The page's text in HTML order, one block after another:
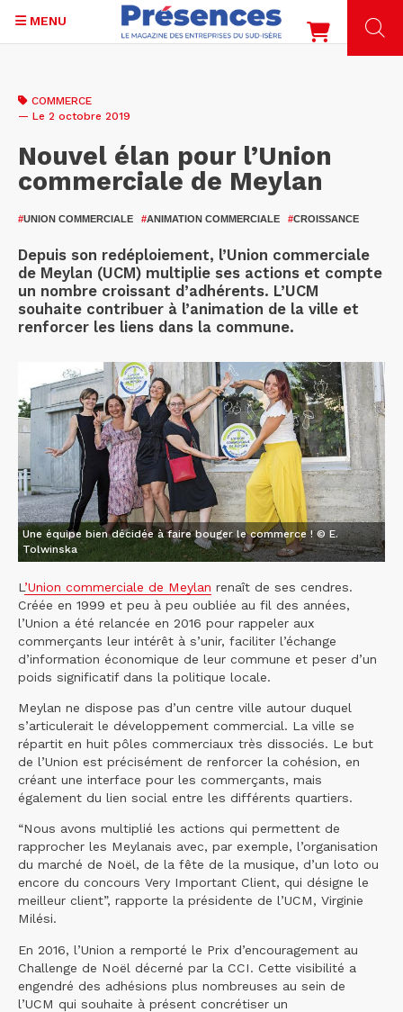
contenu
MENU
COMMERCE
— Le 2 octobre 2019
Nouvel élan pour l’Union
commerciale de Meylan
#UNION COMMERCIALE #ANIMATION COMMERCIALE #CROISSANCE
Depuis son redéploiement, l’Union commerciale
de Meylan (UCM) multiplie ses actions et compte
un nombre croissant d’adhérents. L’UCM
souhaite contribuer à l’animation de la ville et
renforcer les liens dans la commune.
Une équipe bien décidée à faire bouger le commerce ! © E.
Tolwinska
L’Union commerciale de Meylan renaît de ses cendres.
Créée en 1999 et peu à peu oubliée au fil des années,
l’Union a été relancée en 2016 pour rappeler aux
commerçants leur intérêt à s’unir, faciliter l’échange
d’information économique de leur commune et peser d’un
poids significatif dans la politique locale.
Meylan ne dispose pas d’un centre ville autour duquel
s’articulerait le développement commercial. La ville se
répartit en huit pôles commerciaux très dissociés. Le but
de l’Union est précisément de renforcer la cohésion, en
créant une interface pour les commerçants, mais
également du lien social entre les différents quartiers.
“Nous avons multiplié les actions qui permettent de
rapprocher les Meylanais avec, par exemple, l’organisation
du marché de Noël, de la fête de la musique, d’un loto ou
encore du concours Very Important Client, qui désigne le
meilleur client”, rapporte la présidente de l’UCM, Virginie
Milési.
En 2016, l’Union a remporté le Prix d’encouragement au
Challenge de Noël décerné par la CCI. Cette visibilité a
engendré des adhésions plus nombreuses au sein de
l’UCM qui souhaite à présent concrétiser un